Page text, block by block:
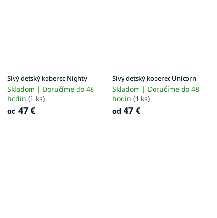
Sivý detský koberec Nighty
Skladom | Doručíme do 48
hodín (1 ks)
od 47 €
Sivý detský koberec Unicorn
Skladom | Doručíme do 48
hodín (1 ks)
od 47 €